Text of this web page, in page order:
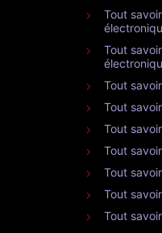
Tout
Tout
Tout
Tout
Tout
Tout
Tout
Tout
Tout